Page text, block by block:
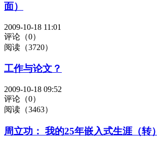
面）
2009-10-18 11:01
评论（0）
阅读（3720）
工作与论文？
2009-10-18 09:52
评论（0）
阅读（3463）
周立功： 我的25年嵌入式生涯（转）